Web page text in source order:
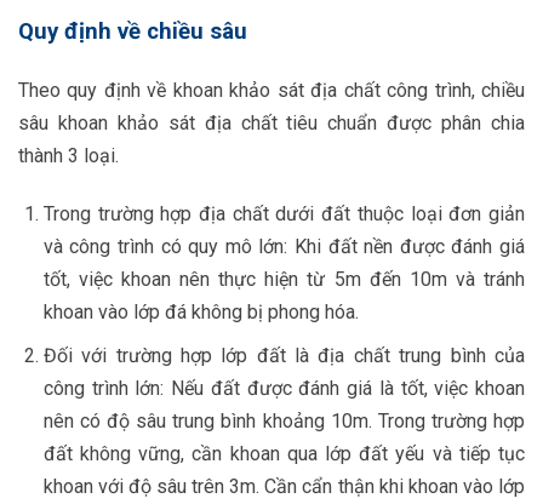
Quy định về chiều sâu
Theo quy định về khoan khảo sát địa chất công trình, chiều
sâu khoan khảo sát địa chất tiêu chuẩn được phân chia
thành 3 loại.
Trong trường hợp địa chất dưới đất thuộc loại đơn giản
và công trình có quy mô lớn: Khi đất nền được đánh giá
tốt, việc khoan nên thực hiện từ 5m đến 10m và tránh
khoan vào lớp đá không bị phong hóa.
Đối với trường hợp lớp đất là địa chất trung bình của
công trình lớn: Nếu đất được đánh giá là tốt, việc khoan
nên có độ sâu trung bình khoảng 10m. Trong trường hợp
đất không vững, cần khoan qua lớp đất yếu và tiếp tục
khoan với độ sâu trên 3m. Cần cẩn thận khi khoan vào lớp